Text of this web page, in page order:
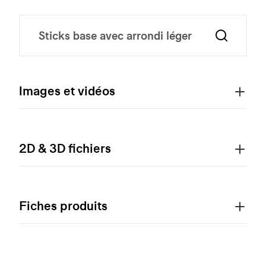
Images et vidéos
2D & 3D fichiers
Fiches produits